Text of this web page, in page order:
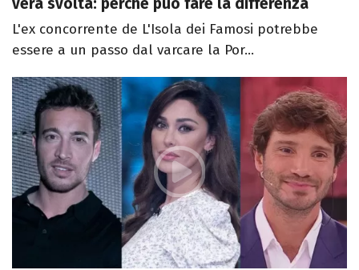
L'ex concorrente de L'Isola dei Famosi potrebbe
essere a un passo dal varcare la Por...